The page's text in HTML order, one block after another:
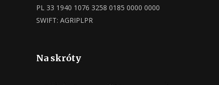
PL 33 1940 1076 3258 0185 0000 0000
SWIFT: AGRIPLPR
Na skróty